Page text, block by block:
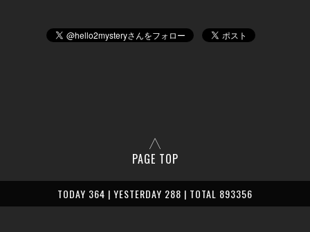
PAGE TOP
TODAY 364 | YESTERDAY 288 | TOTAL 893356